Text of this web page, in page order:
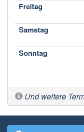
Freitag
Samstag
Sonntag
Und weitere